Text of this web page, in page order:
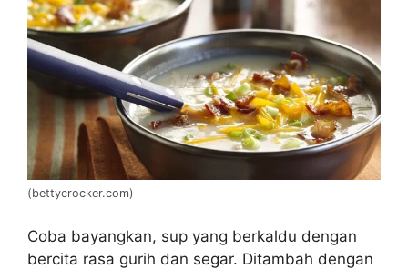
(bettycrocker.com)
Coba bayangkan, sup yang berkaldu dengan
bercita rasa gurih dan segar. Ditambah dengan